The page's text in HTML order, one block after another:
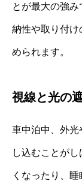
とが最大の強
納性や取り付け
められます。
視線と光の
車中泊中、外
し込むことが
くなったり、